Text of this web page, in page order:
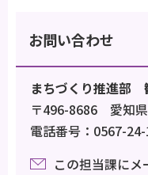
お問い合わせ
まちづくり推進部
〒496-8686 愛知
電話番号：0567-
この担当課にメ